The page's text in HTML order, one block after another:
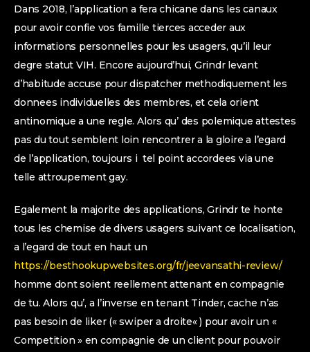
Dans 2018, l’application a fera chicane dans les canaux
pour avoir confie vos famille tierces acceder aux
informations personnelles pour les usagers, qu’il leur
degre statut VIH. Encore aujourd’hui, Grindr levant
d’habitude accuse pour dispatcher methodiquement les
donnees individuelles des membres, et cela orient
antinomique a une regle. Alors qu’ des polemique attestes
pas du tout semblent loin rencontrer a la gloire a l’egard
de l’application, toujours i tel point accordees via une
telle attroupement gay.
Egalement la majorite des applications, Grindr te honte
tous les chemise de divers usagers suivant ce localisation,
a l’egard de tout en haut un
https://besthookupwebsites.org/fr/jeevansathi-review/
homme dont soient reellement attenant en compagnie
de tu. Alors qu’, a l’inverse en tenant Tinder, cache n’as
pas besoin de liker (« swiper a droite« ) pour avoir un «
Competition » en compagnie de un client pour pouvoir